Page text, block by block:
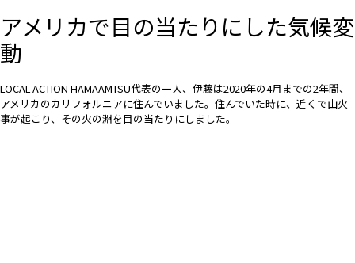
アメリカで目の当たりにした気候変
動
LOCAL ACTION HAMAAMTSU代表の一人、伊藤は2020年の4月までの2年間、
アメリカのカリフォルニアに住んでいました。住んでいた時に、近くで山火
事が起こり、その火の淵を目の当たりにしました。